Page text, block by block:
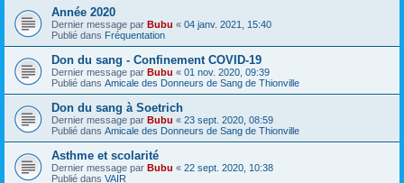
Année 2020
Dernier message par Bubu « 04 janv. 2021, 15:40
Publié dans Fréquentation
Don du sang - Confinement COVID-19
Dernier message par Bubu « 01 nov. 2020, 09:39
Publié dans Amicale des Donneurs de Sang de Thionville
Don du sang à Soetrich
Dernier message par Bubu « 23 sept. 2020, 08:59
Publié dans Amicale des Donneurs de Sang de Thionville
Asthme et scolarité
Dernier message par Bubu « 22 sept. 2020, 10:38
Publié dans VAIR